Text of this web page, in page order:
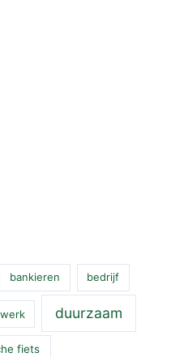
bankieren bedrijf
duurzaam
fiets